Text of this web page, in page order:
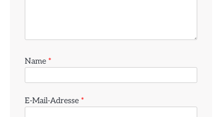
Name *
E-Mail-Adresse *